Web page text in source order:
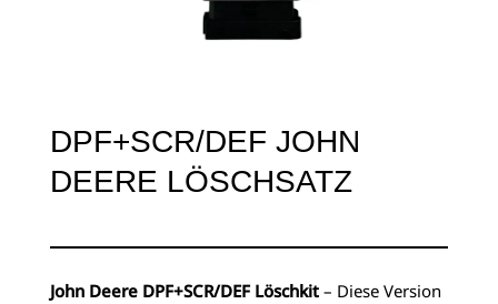
DPF+SCR/DEF JOHN
DEERE LÖSCHSATZ
John Deere DPF+SCR/DEF Löschkit– Diese Version